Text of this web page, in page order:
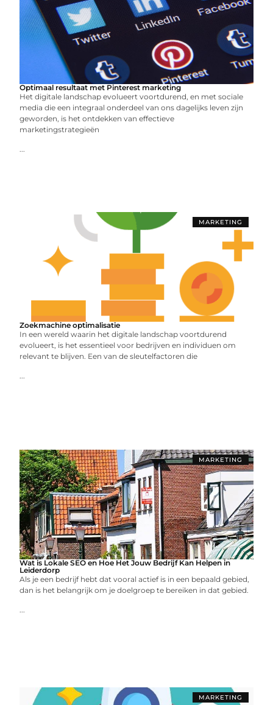
Optimaal resultaat met Pinterest marketing
Het digitale landschap evolueert voortdurend, en met sociale
media die een integraal onderdeel van ons dagelijks leven zijn
geworden, is het ontdekken van effectieve
marketingstrategieën
...
MARKETING
Zoekmachine optimalisatie
In een wereld waarin het digitale landschap voortdurend
evolueert, is het essentieel voor bedrijven en individuen om
relevant te blijven. Een van de sleutelfactoren die
...
MARKETING
Wat is Lokale SEO en Hoe Het Jouw Bedrijf Kan Helpen in
Leiderdorp
Als je een bedrijf hebt dat vooral actief is in een bepaald gebied,
dan is het belangrijk om je doelgroep te bereiken in dat gebied.
...
MARKETING